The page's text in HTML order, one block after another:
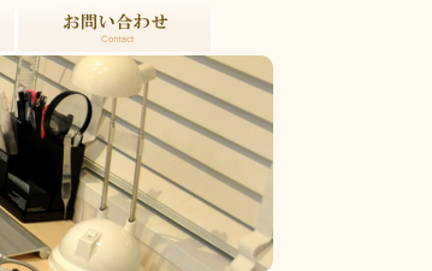
お問い合せ